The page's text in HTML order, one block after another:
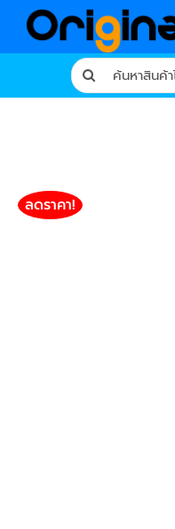
Search
for:
ลดราคา!